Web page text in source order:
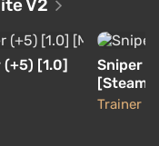
V2
[1.0]
Sniper
[Steam]
Trainer